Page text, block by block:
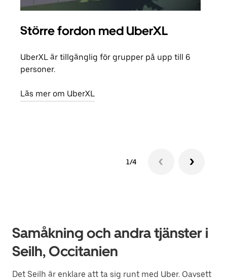
Större fordon med UberXL
UberXL är tillgänglig för grupper på upp till 6
personer.
Läs mer om UberXL
1/4
Samåkning och andra tjänster i
Seilh, Occitanien
Det Seilh är enklare att ta sig runt med Uber. Oavsett